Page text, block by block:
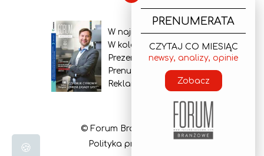
W najnowszym wydaniu
W kolejnym numerze
Prezentacja gazety
Prenumerata
Reklama
© Forum Branżowe 2026
Polityka prywatności
PRENUMERATA
CZYTAJ CO MIESIĄC
newsy, analizy, opinie
Zobacz
🍪